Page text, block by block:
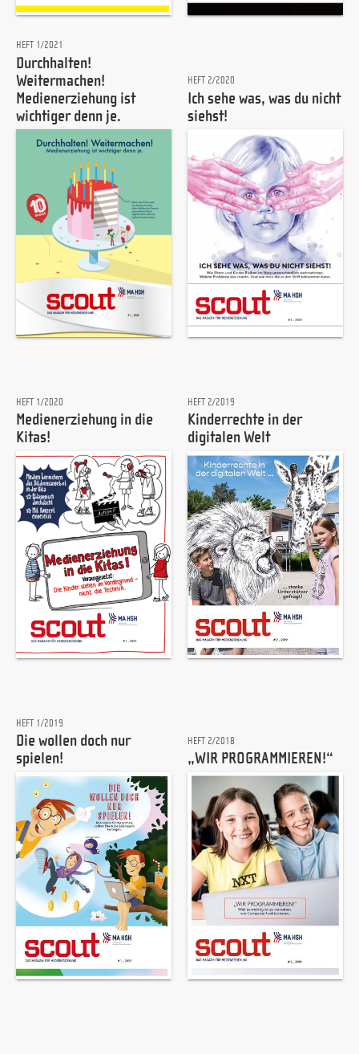
HEFT 1/2021
Durchhalten!
Weitermachen!
Medienerziehung ist
wichtiger denn je.
HEFT 2/2020
Ich sehe was, was du nicht
siehst!
HEFT 1/2020
Medienerziehung in die
Kitas!
HEFT 2/2019
Kinderrechte in der
digitalen Welt
HEFT 1/2019
Die wollen doch nur
spielen!
HEFT 2/2018
„WIR PROGRAMMIEREN!“